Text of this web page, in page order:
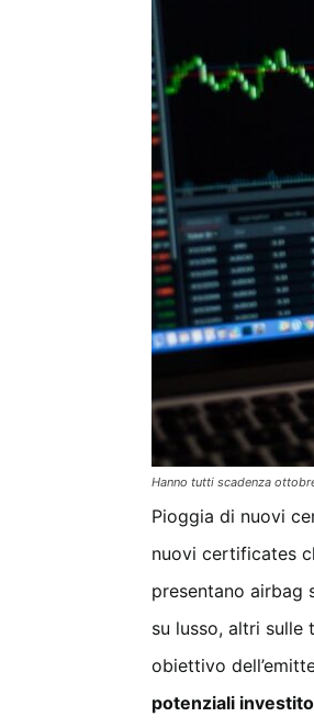
Hanno tutti scadenza
Pioggia di nuovi
nuovi certificates
presentano airbag
su lusso, altri sulle
obiettivo
potenziali